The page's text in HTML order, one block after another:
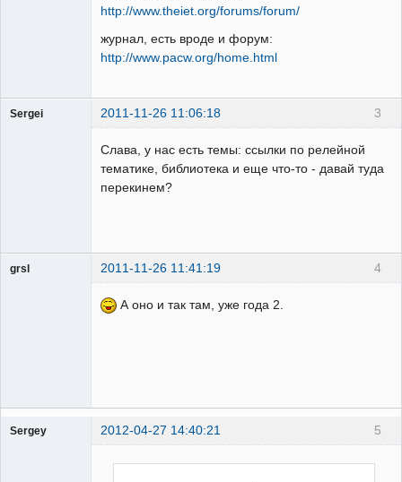
http://www.theiet.org/forums/forum/
журнал, есть вроде и форум:
http://www.pacw.org/home.html
3
Sergei 2011-11-26 11:06:18
Слава, у нас есть темы: ссылки по релейной
тематике, библиотека и еще что-то - давай туда
перекинем?
4
grsl 2011-11-26 11:41:19
А оно и так там, уже года 2.
5
Sergey 2012-04-27 14:40:21